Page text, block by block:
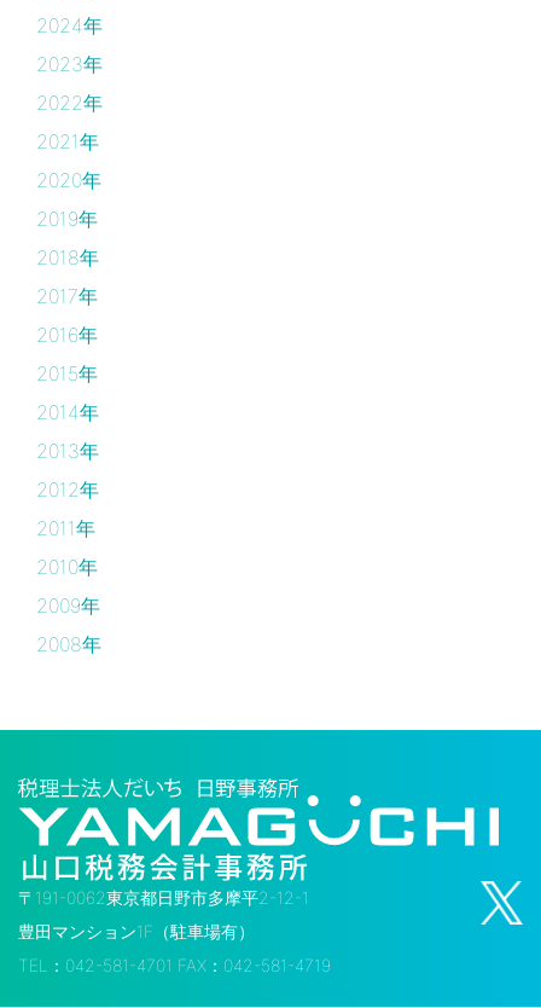
2024年
2023年
2022年
2021年
2020年
2019年
2018年
2017年
2016年
2015年
2014年
2013年
2012年
2011年
2010年
2009年
2008年
〒191-0062東京都日野市多摩平2-12-1
豊田マンション1F（駐車場有）
TEL：042-581-4701 FAX：042-581-4719